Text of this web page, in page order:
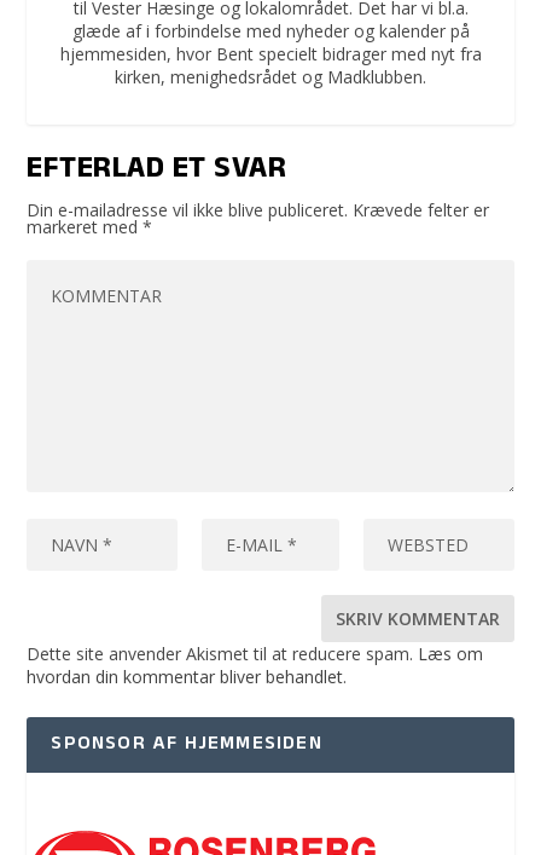
til Vester Hæsinge og lokalområdet. Det har vi bl.a.
glæde af i forbindelse med nyheder og kalender på
hjemmesiden, hvor Bent specielt bidrager med nyt fra
kirken, menighedsrådet og Madklubben.
EFTERLAD ET SVAR
Din e-mailadresse vil ikke blive publiceret. Krævede felter er
markeret med*
Dette site anvender Akismet til at reducere spam. Læs om
hvordan din kommentar bliver behandlet.
SPONSOR AF HJEMMESIDEN